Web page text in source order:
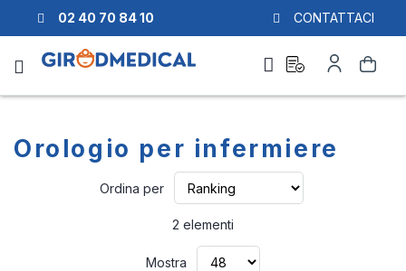
02 40 70 84 10 CONTATTACI
Cerca
preventivo
mio
Account
Orologio per infermiere
Ordina per
2 elementi
Mostra